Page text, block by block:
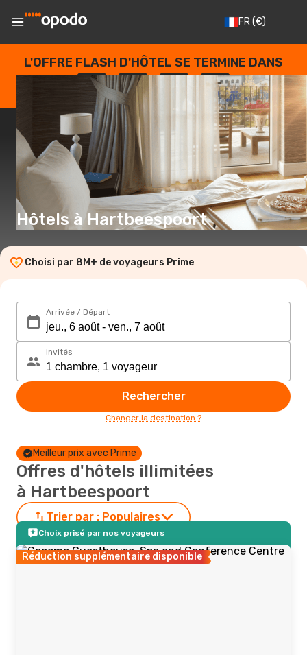
FR(€)
L'OFFRE FLASH D'HÔTEL SE TERMINE DANS
--
JOURS
: --
HEURES
: --
SECONDES
Hôtels à Hartbeespoort
Choisi par 8M+ de voyageurs Prime
Arrivée / Départ
Invités
Rechercher
Changer la destination ?
Meilleur prix avec Prime
Offres d'hôtels illimitées
à Hartbeespoort
Trier par : Populaires
Choix prisé par nos voyageurs
Réduction supplémentaire disponible